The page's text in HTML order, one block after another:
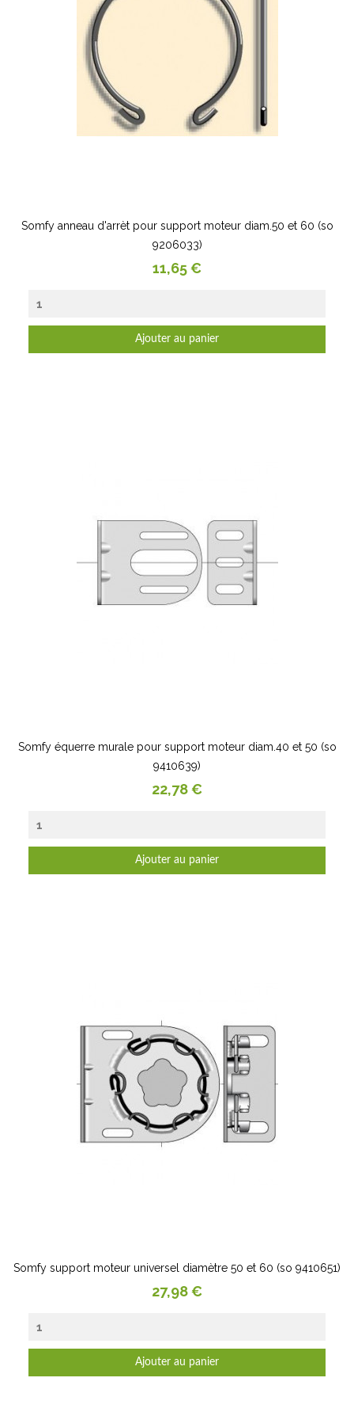
Somfy anneau d'arrèt pour support moteur diam.50 et 60 (so
9206033)
Prix
11,65 €
Ajouter au panier
Somfy équerre murale pour support moteur diam.40 et 50 (so
9410639)
Prix
22,78 €
Ajouter au panier
Somfy support moteur universel diamètre 50 et 60 (so 9410651)
Prix
27,98 €
Ajouter au panier